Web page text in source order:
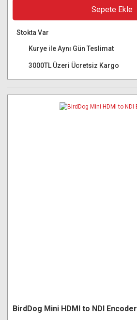
Sepete Ekle
Stokta Var
Kurye ile Aynı Gün Teslimat
3000TL Üzeri Ücretsiz Kargo
BirdDog Mini HDMI to NDI Encoder